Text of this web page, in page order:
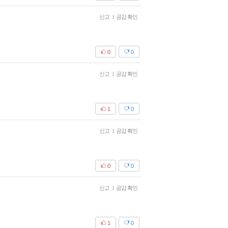
신고 | 공감 확인
0
0
신고 | 공감 확인
0
1
신고 | 공감 확인
0
0
신고 | 공감 확인
0
1